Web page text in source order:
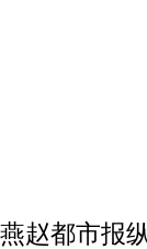
燕赵都市报